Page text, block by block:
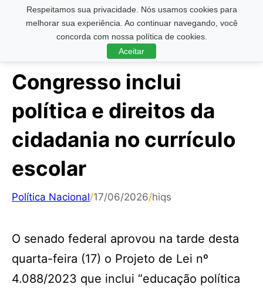
Respeitamos sua privacidade. Nós usamos cookies para
melhorar sua experiência. Ao continuar navegando, você
concorda com nossa política de cookies.
Aceitar
Pesquisar ...
Congresso inclui
política e direitos da
cidadania no currículo
escolar
Política Nacional/17/06/2026/hiqs
O senado federal aprovou na tarde desta
quarta-feira (17) o Projeto de Lei nº
4.088/2023 que inclui “educação política